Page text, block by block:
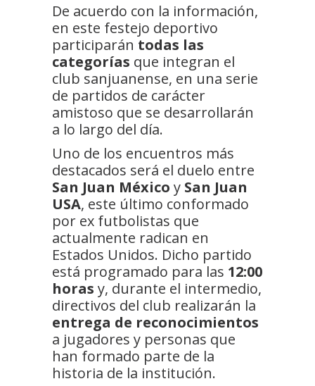
De acuerdo con la información,
en este festejo deportivo
participarán todas las
categorías que integran el
club sanjuanense, en una serie
de partidos de carácter
amistoso que se desarrollarán
a lo largo del día.
Uno de los encuentros más
destacados será el duelo entre
San Juan México y San Juan
USA, este último conformado
por ex futbolistas que
actualmente radican en
Estados Unidos. Dicho partido
está programado para las 12:00
horas y, durante el intermedio,
directivos del club realizarán la
entrega de reconocimientos
a jugadores y personas que
han formado parte de la
historia de la institución.